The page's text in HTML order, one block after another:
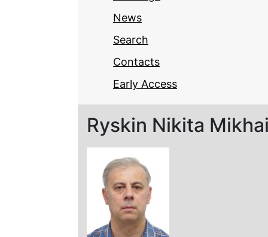
News
Search
Contacts
Early Access
Ryskin Nikita